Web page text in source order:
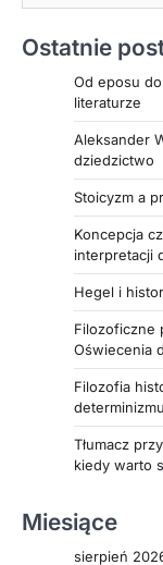
Ostatnie
Od eposu
literaturze
Aleksander
dziedzictwo
Stoicyzm a
Koncepcja
interpretacji
Hegel i
Filozoficzne
Oświecenia
Filozofia
determinizmu
Tłumacz
kiedy warto
Miesiące
sierpień